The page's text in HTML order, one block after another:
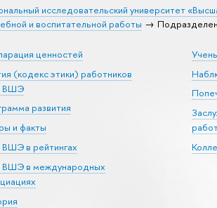
исследовательский университет
и воспитательной работы
ценностей
(кодекс этики) работников
ВШЭ
развития
и факты
в рейтингах
в международных